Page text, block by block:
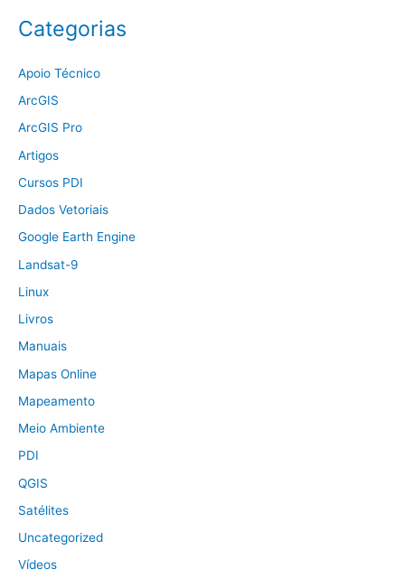
Categorias
Apoio Técnico
ArcGIS
ArcGIS Pro
Artigos
Cursos PDI
Dados Vetoriais
Google Earth Engine
Landsat-9
Linux
Livros
Manuais
Mapas Online
Mapeamento
Meio Ambiente
PDI
QGIS
Satélites
Uncategorized
Vídeos